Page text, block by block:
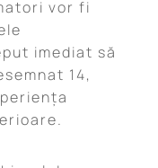
vor fi
imediat să
14,